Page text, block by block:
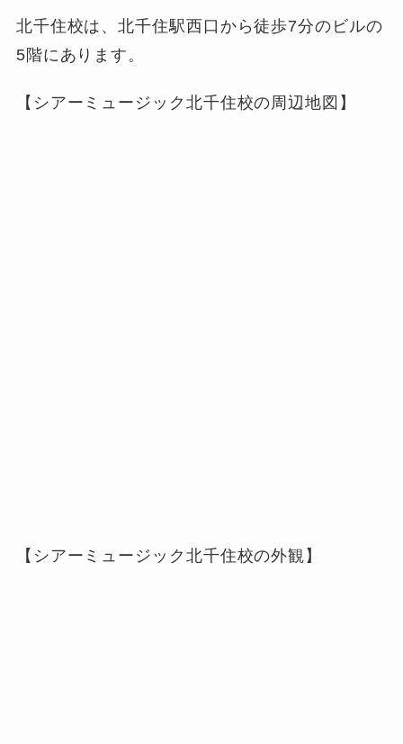
北千住校は、北千住駅西口から徒歩7分のビルの
5階にあります。
【シアーミュージック北千住校の周辺地図】
【シアーミュージック北千住校の外観】